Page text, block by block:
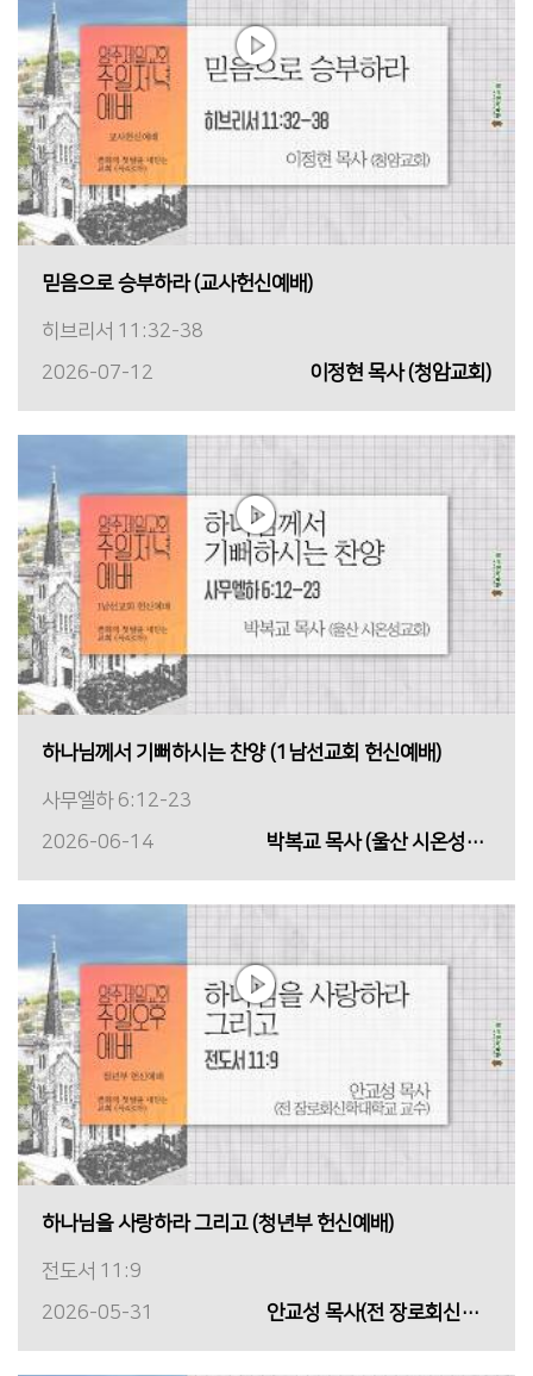
믿음으로 승부하라 (교사헌신예배)
히브리서 11:32-38
2026-07-12
이정현 목사 (청암교회)
하나님께서 기뻐하시는 찬양 (1남선교회 헌신예배)
사무엘하 6:12-23
2026-06-14
박복교 목사 (울산 시온성교회)
하나님을 사랑하라 그리고 (청년부 헌신예배)
전도서 11:9
2026-05-31
안교성 목사(전 장로회신학대학교 교수)